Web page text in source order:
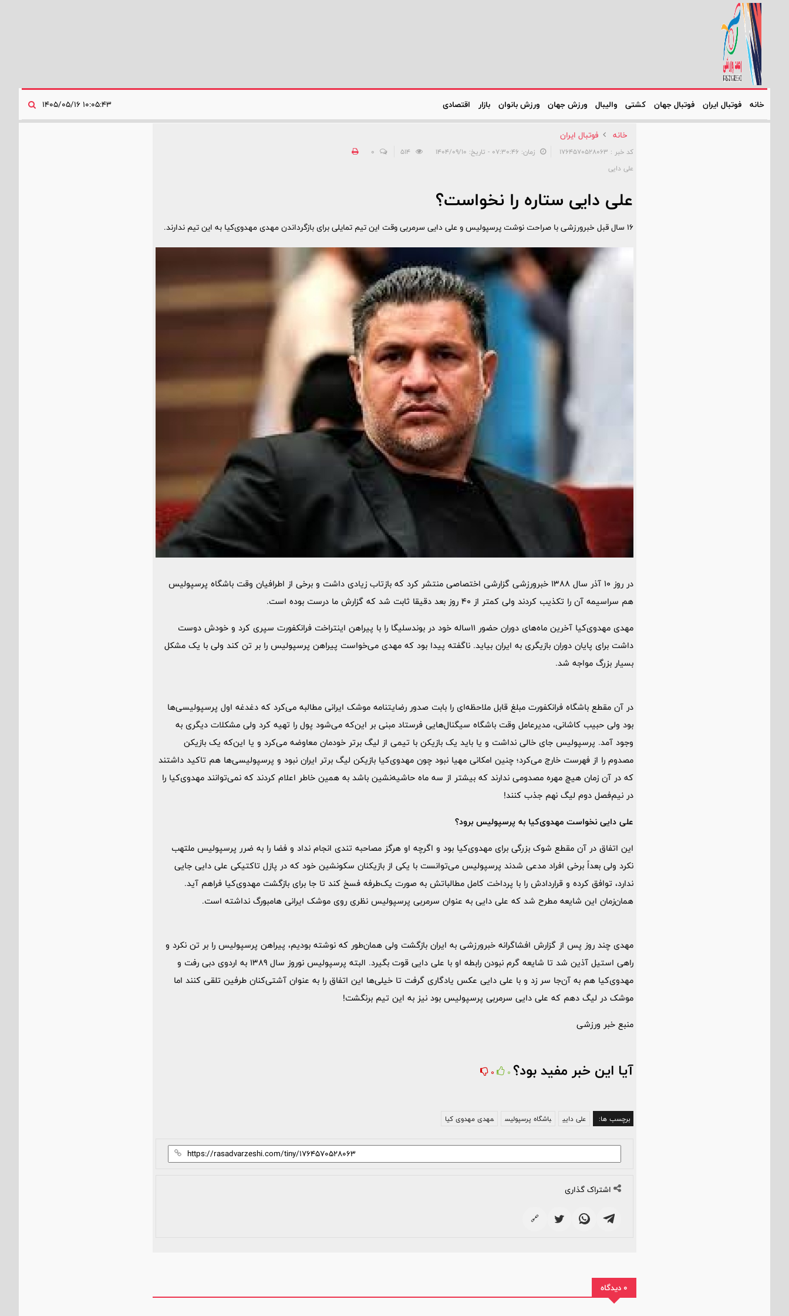
خانه فوتبال ایران فوتبال جهان کشتی والیبال ورزش جهان ورزش بانوان بازار اقتصادی
خانه فوتبال ایران
کد خبر : 1764570528063 زمان: ۰۷:۳۰:۴۶ - تاریخ: ۱۴۰۴/۰۹/۱۰ 514
0
علی دایی
علی دایی ستاره را نخواست؟
۱۶ سال قبل خبرورزشی با صراحت نوشت پرسپولیس و علی دایی سرمربی وقت این تیم تمایلی برای بازگرداندن مهدی مهدوی‌کیا به این تیم ندارند.
در روز 10 آذر سال 1388 خبرورزشی گزارشی اختصاصی منتشر کرد که بازتاب زیادی داشت و برخی از اطرافیان وقت باشگاه پرسپولیس
هم سراسیمه آن را تکذیب کردند ولی کمتر از 40 روز بعد دقیقا ثابت شد که گزارش ما درست بوده است.
مهدی مهدوی‌کیا آخرین ماه‌های دوران حضور 11ساله خود در بوندسلیگا را با پیراهن اینتراخت فرانکفورت سپری کرد و خودش دوست
داشت برای پایان دوران بازیگری به ایران بیاید. ناگفته پیدا بود که مهدی می‌خواست پیراهن پرسپولیس را بر تن کند ولی با یک مشکل
بسیار بزرگ مواجه شد.
در آن مقطع باشگاه فرانکفورت مبلغ قابل ملاحظه‌ای را بابت صدور رضایتنامه موشک ایرانی مطالبه می‌کرد که دغدغه اول پرسپولیسی‌ها
بود ولی حبیب کاشانی، مدیرعامل وقت باشگاه سیگنال‌هایی فرستاد مبنی بر این‌که می‌شود پول را تهیه کرد ولی مشکلات دیگری به
وجود آمد. پرسپولیس جای خالی نداشت و یا باید یک بازیکن با تیمی از لیگ برتر خودمان معاوضه می‌کرد و یا این‌که یک بازیکن
مصدوم را از فهرست خارج می‌کرد؛ چنین امکانی مهیا نبود چون مهدوی‌کیا بازیکن لیگ برتر ایران نبود و پرسپولیسی‌ها هم تاکید داشتند
که در آن زمان هیچ مهره مصدومی ندارند که بیشتر از سه ماه حاشیه‌نشین باشد به همین خاطر اعلام کردند که نمی‌توانند مهدوی‌کیا را
در نیم‌فصل دوم لیگ نهم جذب کنند!
علی دایی نخواست مهدوی‌کیا به پرسپولیس برود؟
این اتفاق در آن مقطع شوک بزرگی برای مهدوی‌کیا بود و اگرچه او هرگز مصاحبه تندی انجام نداد و فضا را به ضرر پرسپولیس ملتهب
نکرد ولی بعداً برخی افراد مدعی شدند پرسپولیس می‌توانست با یکی از بازیکنان سکونشین خود که در پازل تاکتیکی علی دایی جایی
ندارد، توافق کرده و قراردادش را با پرداخت کامل مطالباتش به صورت یک‌طرفه فسخ کند تا جا برای بازگشت مهدوی‌کیا فراهم آید.
همان‌زمان این شایعه مطرح شد که علی دایی به عنوان سرمربی پرسپولیس نظری روی موشک ایرانی هامبورگ نداشته است.
مهدی چند روز پس از گزارش افشاگرانه خبرورزشی به ایران بازگشت ولی همان‌طور که نوشته بودیم، پیراهن پرسپولیس را بر تن نکرد و
راهی استیل آذین شد تا شایعه گرم نبودن رابطه او با علی دایی قوت بگیرد. البته پرسپولیس نوروز سال 1389 به اردوی دبی رفت و
مهدوی‌کیا هم به آن‌جا سر زد و با علی دایی عکس یادگاری گرفت تا خیلی‌ها این اتفاق را به عنوان آشتی‌کنان طرفین تلقی کنند اما
موشک در لیگ دهم که علی دایی سرمربی پرسپولیس بود نیز به این تیم برنگشت!
منبع خبر ورزشی
آیا این خبر مفید بود؟ 0
0
برچسب ها: علی دایی باشگاه پرسپولیس مهدی مهدوی کیا
اشتراک گذاری
🔗
0 دیدگاه